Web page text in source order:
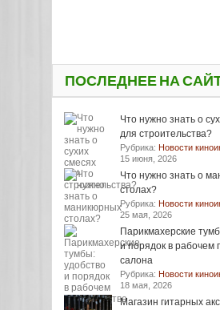
ПОСЛЕДНЕЕ НА
Что нужно знать о
для строительства?
Рубрика: Новости
15 июня, 2026
Что нужно знать о
столах?
Рубрика: Новости
25 мая, 2026
Парикмахерские
и порядок в рабочем
салона
Рубрика: Новости
18 мая, 2026
Магазин гитарных